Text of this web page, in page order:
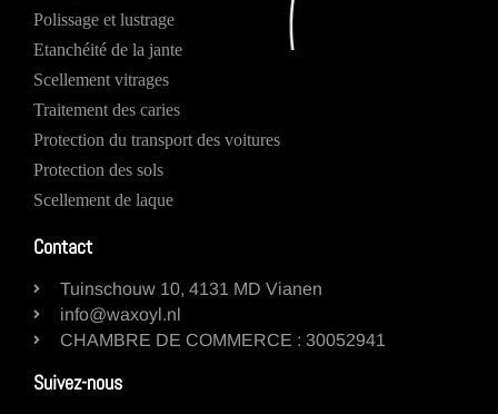
Polissage et lustrage
Etanchéité de la jante
Scellement vitrages
Traitement des caries
Protection du transport des voitures
Protection des sols
Scellement de laque
Contact
Tuinschouw 10, 4131 MD Vianen
info@waxoyl.nl
CHAMBRE DE COMMERCE : 30052941
Suivez-nous